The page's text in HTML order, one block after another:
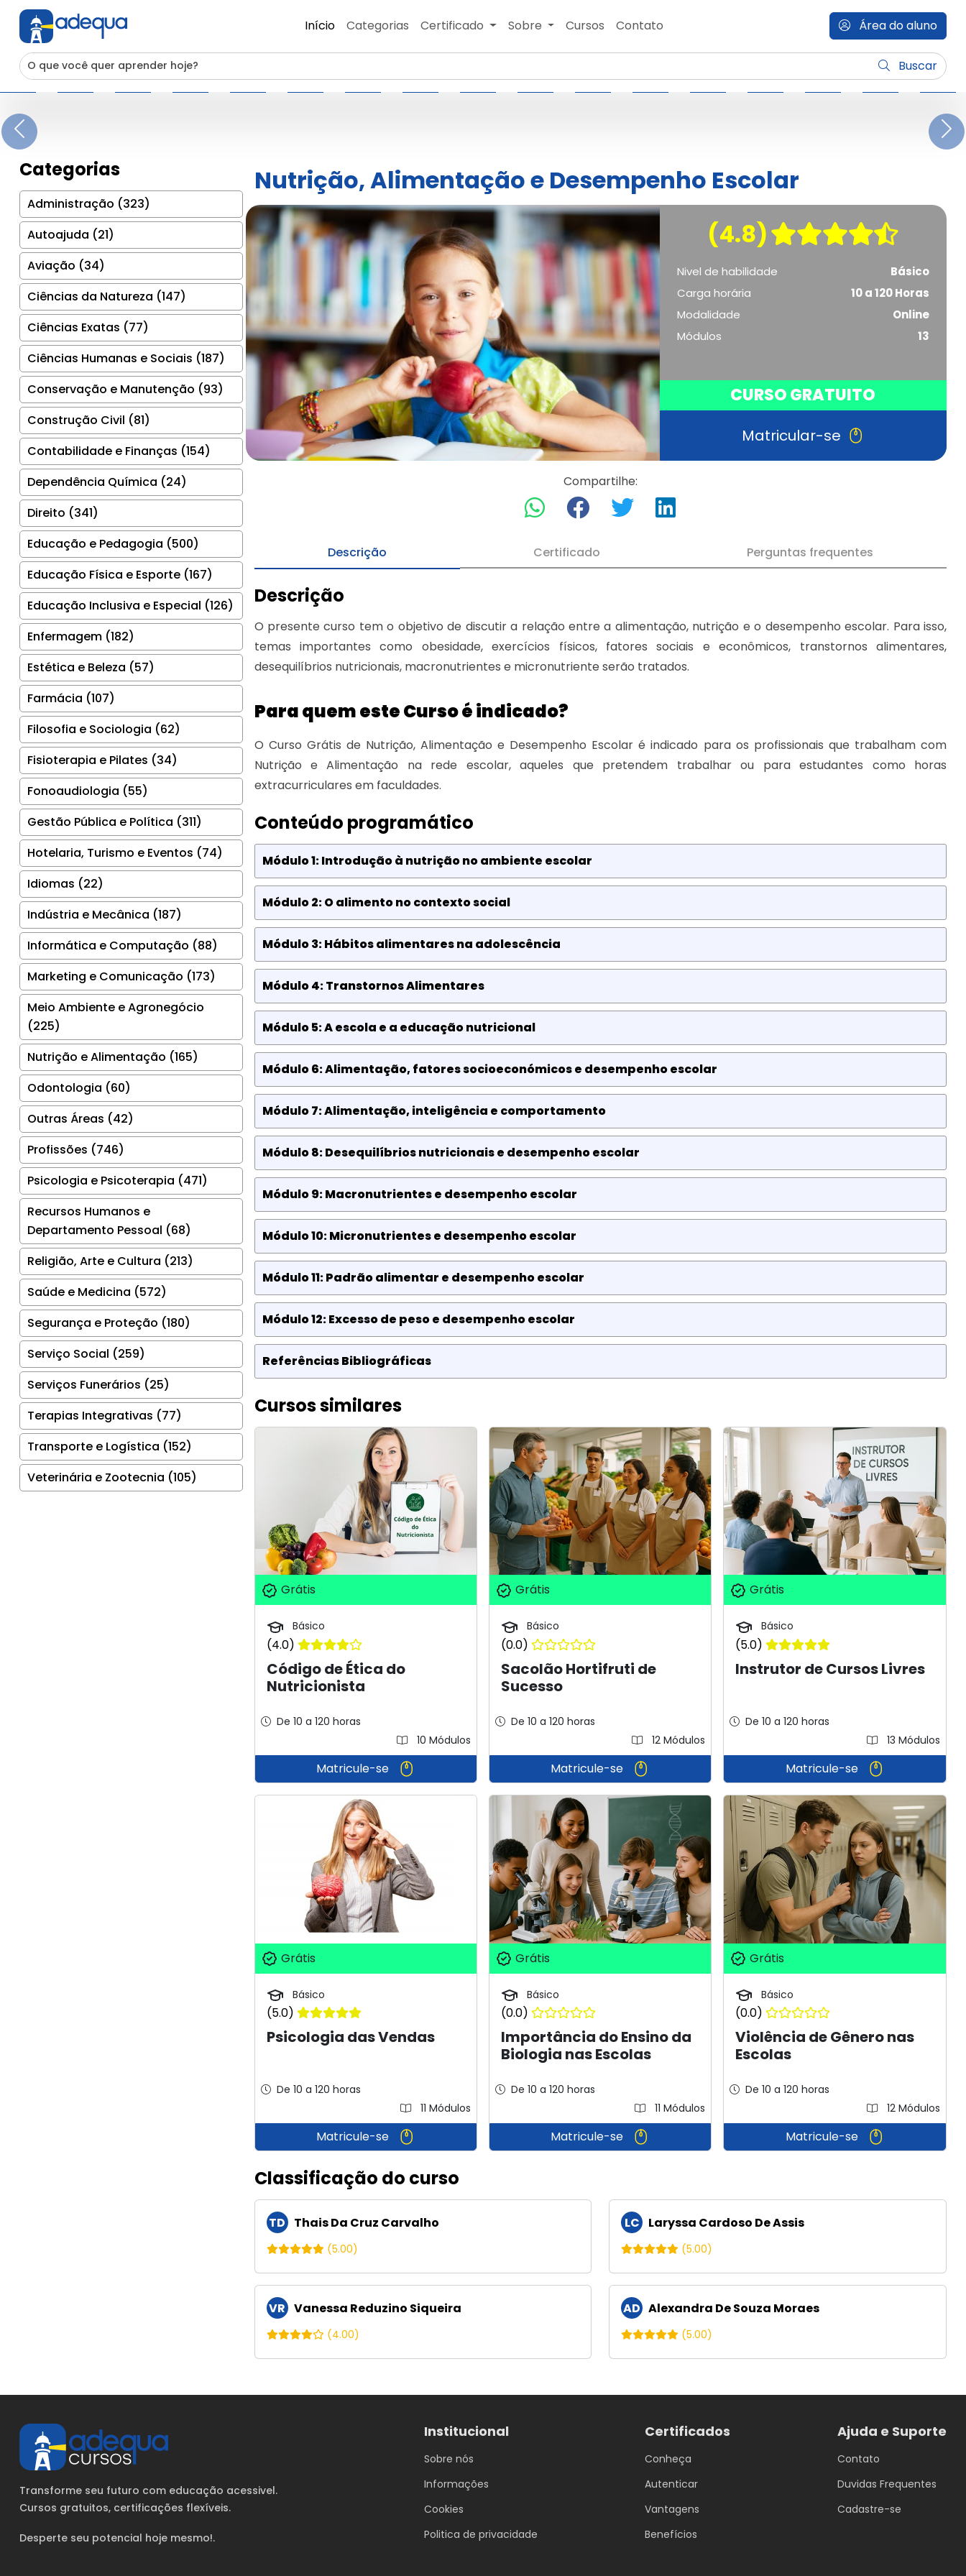
Início Categorias Certificado Sobre Cursos Contato Área do aluno
Buscar
Previous
Categorias
Administração (323)
Autoajuda (21)
Aviação (34)
Ciências da Natureza (147)
Ciências Exatas (77)
Ciências Humanas e Sociais (187)
Conservação e Manutenção (93)
Construção Civil (81)
Contabilidade e Finanças (154)
Dependência Química (24)
Direito (341)
Educação e Pedagogia (500)
Educação Física e Esporte (167)
Educação Inclusiva e Especial (126)
Enfermagem (182)
Estética e Beleza (57)
Farmácia (107)
Filosofia e Sociologia (62)
Fisioterapia e Pilates (34)
Fonoaudiologia (55)
Gestão Pública e Política (311)
Hotelaria, Turismo e Eventos (74)
Idiomas (22)
Indústria e Mecânica (187)
Informática e Computação (88)
Marketing e Comunicação (173)
Meio Ambiente e Agronegócio
(225)
Nutrição e Alimentação (165)
Odontologia (60)
Outras Áreas (42)
Profissões (746)
Psicologia e Psicoterapia (471)
Recursos Humanos e
Departamento Pessoal (68)
Religião, Arte e Cultura (213)
Saúde e Medicina (572)
Segurança e Proteção (180)
Serviço Social (259)
Serviços Funerários (25)
Terapias Integrativas (77)
Transporte e Logística (152)
Veterinária e Zootecnia (105)
Nutrição, Alimentação e Desempenho Escolar
(4.8)
Nivel de habilidade
Básico
Carga horária
10 a 120 Horas
Modalidade
Online
Módulos
13
CURSO GRATUITO
Matricular-se
Compartilhe:
Descrição Certificado Perguntas frequentes
Descrição
O presente curso tem o objetivo de discutir a relação entre a alimentação, nutrição e o desempenho escolar. Para isso,
temas importantes como obesidade, exercícios físicos, fatores sociais e econômicos, transtornos alimentares,
desequilíbrios nutricionais, macronutrientes e micronutriente serão tratados.
Para quem este Curso é indicado?
O Curso Grátis de Nutrição, Alimentação e Desempenho Escolar é indicado para os profissionais que trabalham com
Nutrição e Alimentação na rede escolar, aqueles que pretendem trabalhar ou para estudantes como horas
extracurriculares em faculdades.
Conteúdo programático
Módulo 1: Introdução à nutrição no ambiente escolar
Módulo 2: O alimento no contexto social
Módulo 3: Hábitos alimentares na adolescência
Módulo 4: Transtornos Alimentares
Módulo 5: A escola e a educação nutricional
Módulo 6: Alimentação, fatores socioeconómicos e desempenho escolar
Módulo 7: Alimentação, inteligência e comportamento
Módulo 8: Desequilíbrios nutricionais e desempenho escolar
Módulo 9: Macronutrientes e desempenho escolar
Módulo 10: Micronutrientes e desempenho escolar
Módulo 11: Padrão alimentar e desempenho escolar
Módulo 12: Excesso de peso e desempenho escolar
Referências Bibliográficas
Cursos similares
Grátis
Básico
(4.0)
Código de Ética do
Nutricionista
De 10 a 120 horas
10 Módulos
Matricule-se
Grátis
Básico
(0.0)
Sacolão Hortifruti de
Sucesso
De 10 a 120 horas
12 Módulos
Matricule-se
Grátis
Básico
(5.0)
Instrutor de Cursos Livres
De 10 a 120 horas
13 Módulos
Matricule-se
Grátis
Básico
(5.0)
Psicologia das Vendas
De 10 a 120 horas
11 Módulos
Matricule-se
Grátis
Básico
(0.0)
Importância do Ensino da
Biologia nas Escolas
De 10 a 120 horas
11 Módulos
Matricule-se
Grátis
Básico
(0.0)
Violência de Gênero nas
Escolas
De 10 a 120 horas
12 Módulos
Matricule-se
Classificação do curso
TD Thais Da Cruz Carvalho
(5.00)
LC Laryssa Cardoso De Assis
(5.00)
VR Vanessa Reduzino Siqueira
(4.00)
AD Alexandra De Souza Moraes
(5.00)
Transforme seu futuro com educação acessivel.
Cursos gratuitos, certificações flexíveis.
Desperte seu potencial hoje mesmo!.
Institucional
Sobre nós
Informações
Cookies
Politica de privacidade
Certificados
Conheça
Autenticar
Vantagens
Benefícios
Ajuda e Suporte
Contato
Duvidas Frequentes
Cadastre-se